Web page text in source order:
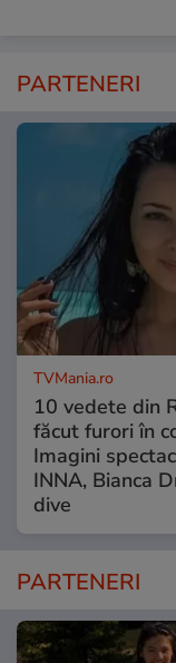
PARTENERI
TVMania.ro
10 vedete din
făcut furori în
Imagini
INNA, Bianca
dive
PARTENERI